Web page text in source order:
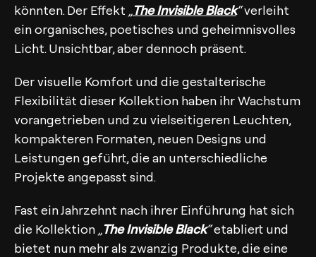
könnten. Der Effekt „The Invisible Black“verleiht
ein organisches, poetisches und geheimnisvolles
Licht. Unsichtbar, aber dennoch präsent.
Der visuelle Komfort und die gestalterische
Flexibilität dieser Kollektion haben ihr Wachstum
vorangetrieben und zu vielseitigeren Leuchten,
kompakteren Formaten, neuen Designs und
Leistungen geführt, die an unterschiedliche
Projekte angepasst sind.
Fast ein Jahrzehnt nach ihrer Einführung hat sich
die Kollektion „The Invisible Black“etabliert und
bietet nun mehr als zwanzig Produkte, die eine